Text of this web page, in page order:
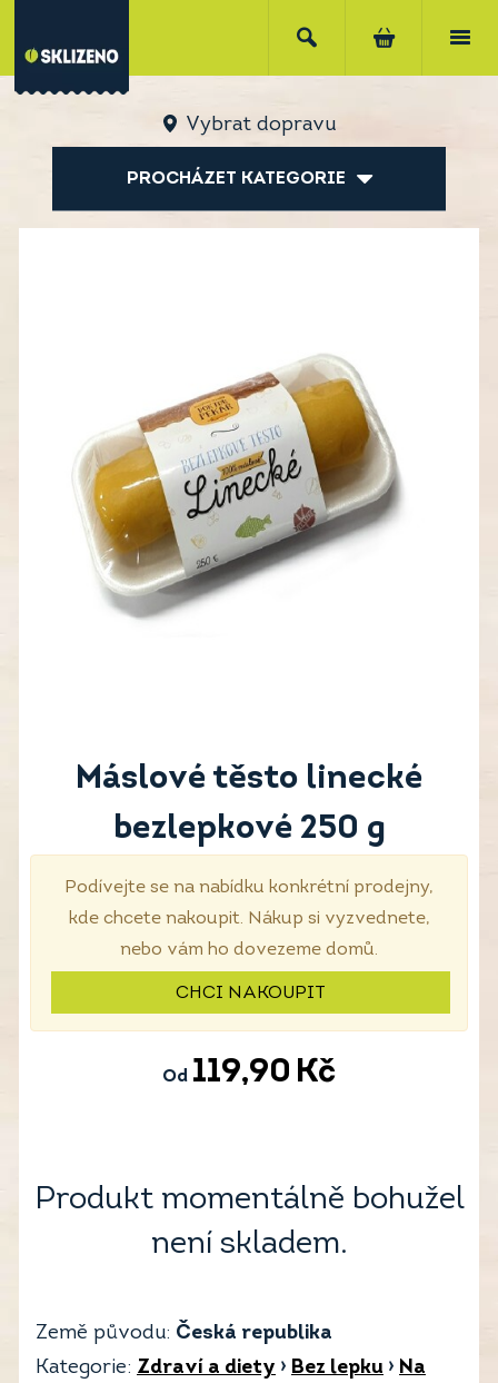
Vybrat dopravu
PROCHÁZET KATEGORIE
Máslové těsto linecké
bezlepkové 250 g
Podívejte se na nabídku konkrétní prodejny,
kde chcete nakoupit. Nákup si vyzvednete,
nebo vám ho dovezeme domů.
CHCI NAKOUPIT
Od 119,90 Kč
Produkt momentálně bohužel
není skladem.
Země původu: Česká republika
Kategorie: Zdraví a diety › Bez lepku › Na